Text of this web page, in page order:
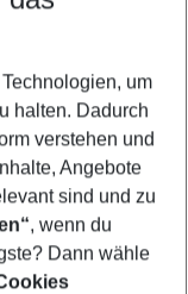
um
halten. Dadurch
verstehen und
Angebote
sind und zu
, wenn du
Dann wähle